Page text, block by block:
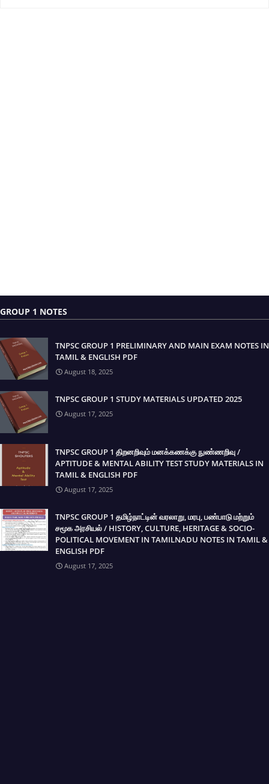
GROUP 1 NOTES
TNPSC GROUP 1 PRELIMINARY AND MAIN EXAM NOTES IN
TAMIL & ENGLISH PDF
August 18, 2025
TNPSC GROUP 1 STUDY MATERIALS UPDATED 2025
August 17, 2025
TNPSC GROUP 1 திறனறிவும் மனக்கணக்கு நுண்ணறிவு /
APTITUDE & MENTAL ABILITY TEST STUDY MATERIALS IN
TAMIL & ENGLISH PDF
August 17, 2025
TNPSC GROUP 1 தமிழ்நாட்டின் வரலாறு, மரபு, பண்பாடு மற்றும்
சமூக அரசியல் / HISTORY, CULTURE, HERITAGE & SOCIO-
POLITICAL MOVEMENT IN TAMILNADU NOTES IN TAMIL &
ENGLISH PDF
August 17, 2025